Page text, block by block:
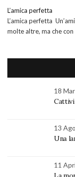
L’amica perfetta
L’amica perfetta
molte altre, ma che
18
13
Una
11